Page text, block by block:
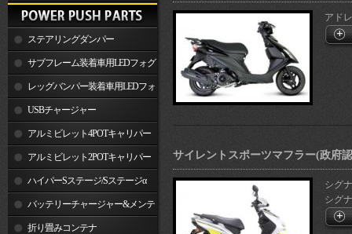
ステアリングダンパー
サブフレーム装着車用LEDフォグ
ランプレッグバンパー装着車用LEDフォ
グランプUSBチャージャー
アルミビレット4POTキャリパー
関連製品アルミビレット2POTキャリパー
関連製品ハイパーSステージ/Sステージα
バッテリーチャージャー&メンテ
ナー 折り畳みコンテナ
アド
サイレントスポーツマフラー(政府
シグ
シグ